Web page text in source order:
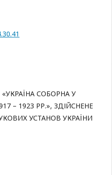
СОБОРНА У
– 1923 РР.», ЗДІЙСНЕНЕ
УСТАНОВ УКРАЇНИ